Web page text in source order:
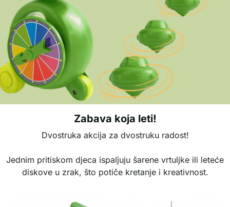
Zabava koja leti!
Dvostruka akcija za dvostruku radost!
Jednim pritiskom djeca ispaljuju šarene vrtuljke ili leteće
diskove u zrak, što potiče kretanje i kreativnost.